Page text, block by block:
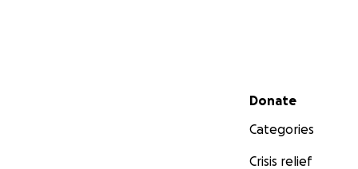
Secondary menu
Donate
Categories
Crisis relief